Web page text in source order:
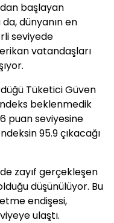
başlayan
dünyanın en
seviyede
vatandaşları
Tüketici Güven
beklenmedik
puan seviyesine
95.9 çıkacağı
zayıf gerçekleşen
düşünülüyor. Bu
endişesi,
ulaştı.